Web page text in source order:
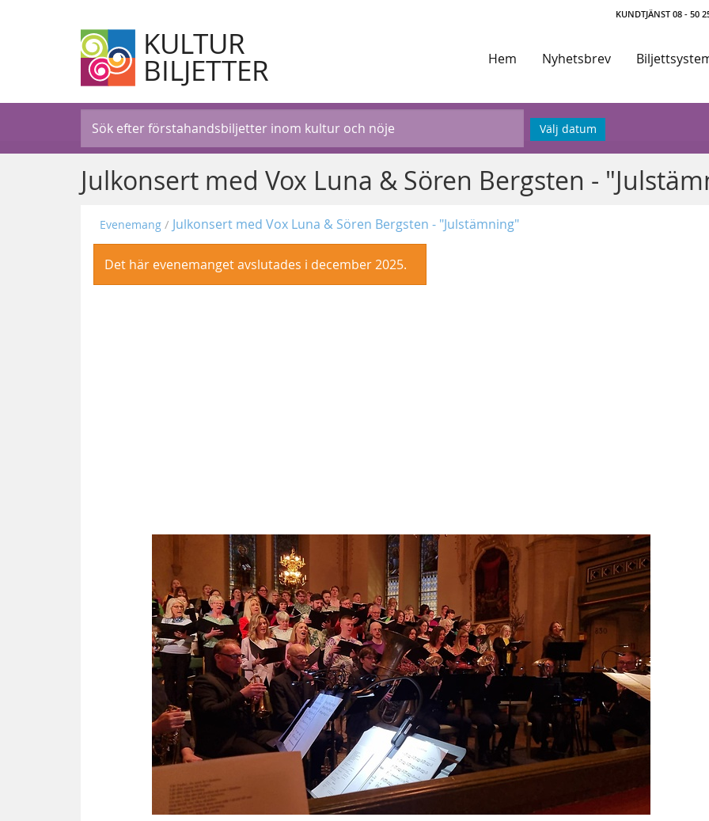
KUNDTJÄNST 08 - 50
KULTUR
BILJETTER Hem Nyhetsbrev
Välj datum
Julkonsert med Vox Luna & Sören Bergsten -
Evenemang Julkonsert med Vox Luna & Sören Bergsten - "Julstämning"
Det här evenemanget avslutades i december 2025.